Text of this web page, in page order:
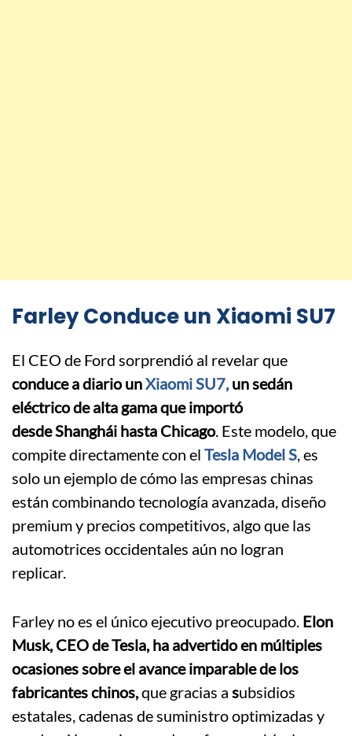
Farley Conduce un Xiaomi SU7
El CEO de Ford sorprendió al revelar que
conduce a diario unXiaomi SU7,un sedán
eléctrico de alta gama que importó
desde Shanghái hasta Chicago. Este modelo, que
compite directamente con el Tesla Model S, es
solo un ejemplo de cómo las empresas chinas
están combinando tecnología avanzada, diseño
premium y precios competitivos, algo que las
automotrices occidentales aún no logran
replicar.
Farley no es el único ejecutivo preocupado. Elon
Musk, CEO de Tesla, ha advertido en múltiples
ocasiones sobre el avance imparable de los
fabricantes chinos,que gracias a subsidios
estatales, cadenas de suministro optimizadas y